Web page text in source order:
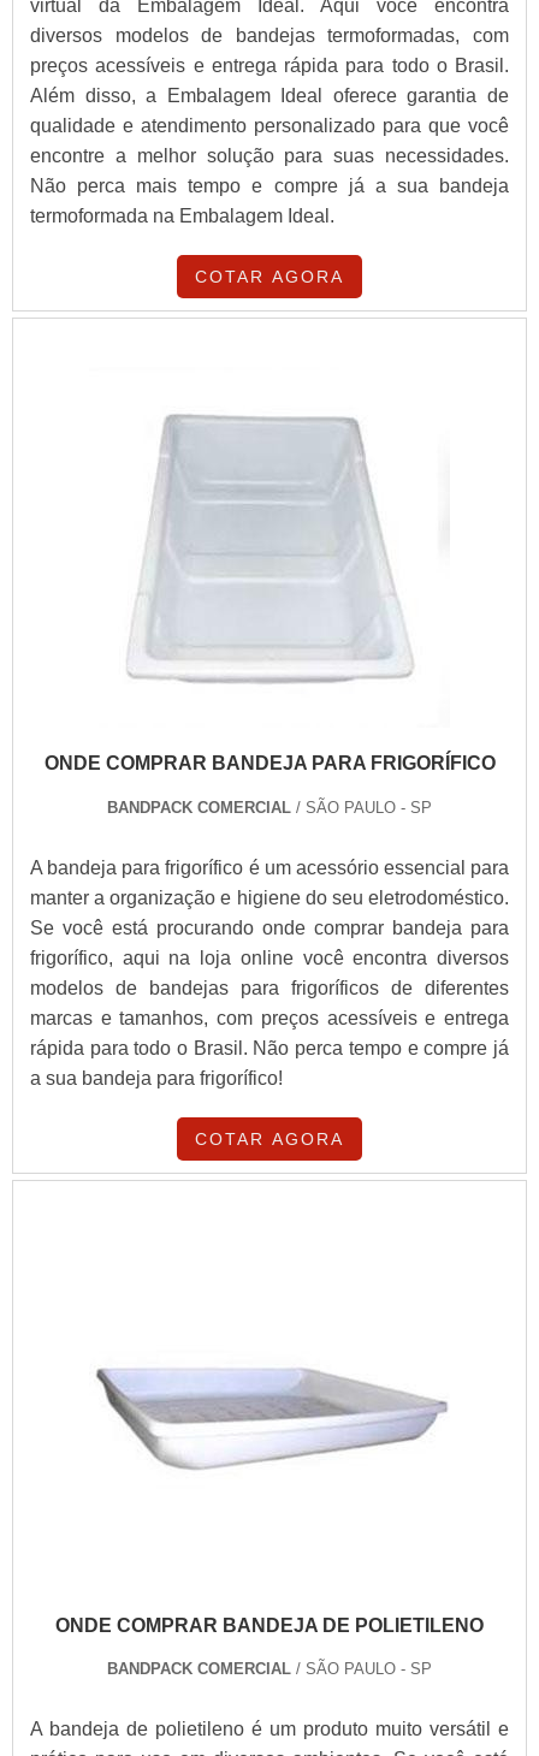
virtual da Embalagem Ideal. Aqui você encontra
diversos modelos de bandejas termoformadas, com
preços acessíveis e entrega rápida para todo o Brasil.
Além disso, a Embalagem Ideal oferece garantia de
qualidade e atendimento personalizado para que você
encontre a melhor solução para suas necessidades.
Não perca mais tempo e compre já a sua bandeja
termoformada na Embalagem Ideal.
COTAR AGORA
ONDE COMPRAR BANDEJA PARA FRIGORÍFICO
BANDPACK COMERCIAL / SÃO PAULO - SP
A bandeja para frigorífico é um acessório essencial para
manter a organização e higiene do seu eletrodoméstico.
Se você está procurando onde comprar bandeja para
frigorífico, aqui na loja online você encontra diversos
modelos de bandejas para frigoríficos de diferentes
marcas e tamanhos, com preços acessíveis e entrega
rápida para todo o Brasil. Não perca tempo e compre já
a sua bandeja para frigorífico!
COTAR AGORA
ONDE COMPRAR BANDEJA DE POLIETILENO
BANDPACK COMERCIAL / SÃO PAULO - SP
A bandeja de polietileno é um produto muito versátil e